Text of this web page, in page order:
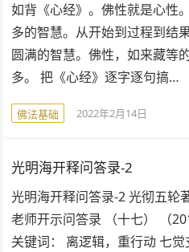
如背《心经》。佛性就是心性
多的智慧。从开始到过程到结
圆满的智慧。佛性，如来藏等
多。 把《心经》逐字逐句搞…
佛法基础 2022年2月14日
光明海开释问答录-2
光明海开释问答录-2 光彻五
老师开示问答录 （十七） （
关键词： 离逻辑，重行动 七